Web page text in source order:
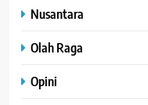
Nusantara
Olah Raga
Opini